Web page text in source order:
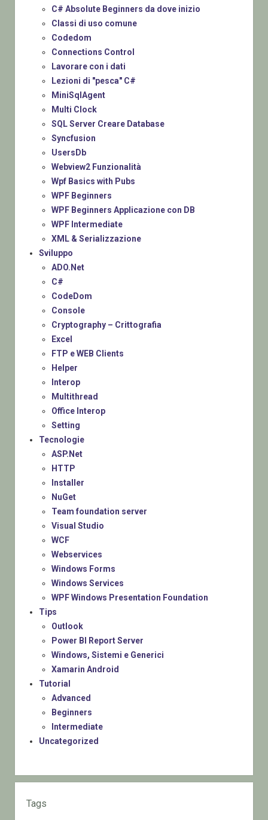
C# Absolute Beginners da dove inizio
Classi di uso comune
Codedom
Connections Control
Lavorare con i dati
Lezioni di "pesca" C#
MiniSqlAgent
Multi Clock
SQL Server Creare Database
Syncfusion
UsersDb
Webview2 Funzionalità
Wpf Basics with Pubs
WPF Beginners
WPF Beginners Applicazione con DB
WPF Intermediate
XML & Serializzazione
Sviluppo
ADO.Net
C#
CodeDom
Console
Cryptography – Crittografia
Excel
FTP e WEB Clients
Helper
Interop
Multithread
Office Interop
Setting
Tecnologie
ASP.Net
HTTP
Installer
NuGet
Team foundation server
Visual Studio
WCF
Webservices
Windows Forms
Windows Services
WPF Windows Presentation Foundation
Tips
Outlook
Power BI Report Server
Windows, Sistemi e Generici
Xamarin Android
Tutorial
Advanced
Beginners
Intermediate
Uncategorized
Tags